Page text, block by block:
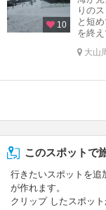
10
りの
と短
を終
大山
このスポットで
行きたいスポットを追
が作れます。
クリップ したスポッ